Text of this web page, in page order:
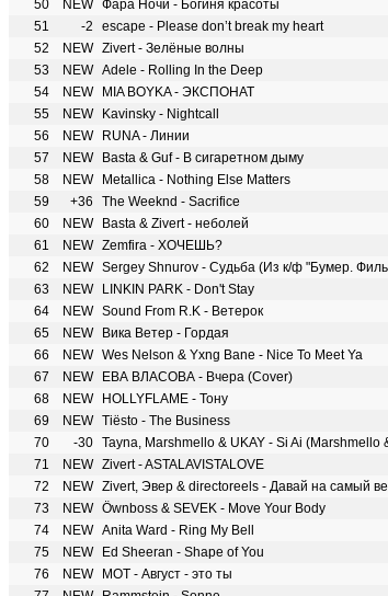
50
NEW Фара Ночи - Богиня красоты
51
-2
escape - Please don’t break my heart
52
NEW Zivert - Зелёные волны
53
NEW Adele - Rolling In the Deep
54
NEW
MIA BOYKA - ЭКСПОНАТ
55
NEW
Kavinsky - Nightcall
56
NEW
RUNA - Линии
57
NEW
Basta & Guf - В сигаретном дыму
58
NEW
Metallica - Nothing Else Matters
59
+36
The Weeknd - Sacrifice
60
NEW
Basta & Zivert - неболей
61
NEW Zemfira - ХОЧЕШЬ?
62
NEW Sergey Shnurov - Судьба (Из к/ф "Бумер.
63
NEW
LINKIN PARK - Don't Stay
64
NEW Sound From R.K - Ветерок
65
NEW
Вика Ветер - Гордая
66
NEW Wes Nelson & Yxng Bane - Nice To Meet Ya
67
NEW
ЕВА ВЛАСОВА - Вчера (Cover)
68
NEW
HOLLYFLAME - Тону
69
NEW Tiësto - The Business
70
-30 Tayna, Marshmello & UKAY - Si Ai (Marshmello
71
NEW Zivert - ASTALAVISTALOVE
72
NEW Zivert, Эвер & directoreels - Давай на самый
73
NEW Öwnboss & SEVEK - Move Your Body
74
NEW Anita Ward - Ring My Bell
75
NEW
Ed Sheeran - Shape of You
76
NEW
МОТ - Август - это ты